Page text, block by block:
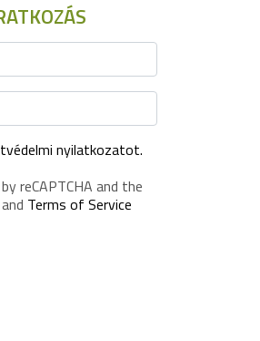
nyilatkozatot.
reCAPTCHA and the
and Terms of Service